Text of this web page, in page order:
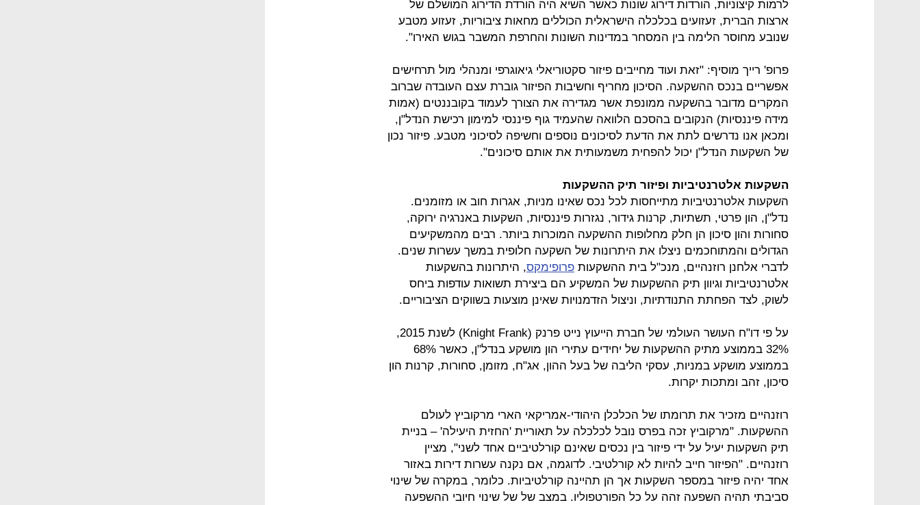
לרמות קיצוניות, הורדות דירוג שונות כאשר השיא היה הורדת הדירוג המושלם של
ארצות הברית, זעזועים בכלכלה הישראלית הכוללים מחאות ציבוריות, זעזוע מטבע
שנובע מחוסר הלימה בין המסחר במדינות השונות והחרפת המשבר בגוש האירו".
פרופ' רייך מוסיף: "זאת ועוד מחייבים פיזור סקטוריאלי גיאוגרפי ומנהלי מול תרחישים
אפשריים בנכס ההשקעה. הסיכון מחריף וחשיבות הפיזור גוברת עצם העובדה שברוב
המקרים מדובר בהשקעה ממונפת אשר מגדירה את הצורך לעמוד בקובננטים (אמות
מידה פיננסיות) הנקובים בהסכם הלוואה שהעמיד גוף פיננסי למימון רכישת הנדל"ן,
ומכאן אנו נדרשים לתת את הדעת לסיכונים נוספים וחשיפה לסיכוני מטבע. פיזור נכון
של השקעות הנדל"ן יכול להפחית משמעותית את אותם סיכונים".
השקעות אלטרנטיביות ופיזור תיק ההשקעות
השקעות אלטרנטיביות מתייחסות לכל נכס שאינו מניות, אגרות חוב או מזומנים.
נדל"ן, הון פרטי, תשתיות, קרנות גידור, נגזרות פיננסיות, השקעות באנרגיה ירוקה,
סחורות והון סיכון הן חלק מחלופות ההשקעה המוכרות ביותר. רבים מהמשקיעים
הגדולים והמתוחכמים ניצלו את היתרונות של השקעה חלופית במשך עשרות שנים.
לדברי אלחנן רוזנהיים, מנכ"ל בית ההשקעות פרופימקס, היתרונות בהשקעות
אלטרנטיביות וגיוון תיק ההשקעות של המשקיע הם ביצירת תשואות עודפות ביחס
לשוק, לצד הפחתת התנודתיות, וניצול הזדמנויות שאינן מוצעות בשווקים הציבוריים.
על פי דו"ח העושר העולמי של חברת הייעוץ נייט פרנק (Knight Frank) לשנת 2015,
32% בממוצע מתיק ההשקעות של יחידים עתירי הון מושקע בנדל"ן, כאשר 68%
בממוצע מושקע במניות, עסקי הליבה של בעל ההון, אג"ח, מזומן, סחורות, קרנות הון
סיכון, זהב ומתכות יקרות.
רוזנהיים מזכיר את תרומתו של הכלכלן היהודי-אמריקאי הארי מרקוביץ לעולם
ההשקעות. "מרקוביץ זכה בפרס נובל לכלכלה על תאוריית 'החזית היעילה' – בניית
תיק השקעות יעיל על ידי פיזור בין נכסים שאינם קורלטיביים אחד לשני", מציין
רוזנהיים. "הפיזור חייב להיות לא קורלטיבי. לדוגמה, אם נקנה עשרות דירות באזור
אחד יהיה פיזור במספר השקעות אך הן תהיינה קורלטיביות. כלומר, במקרה של שינוי
סביבתי תהיה השפעה זהה על כל הפורטפוליו. במצב של של שינוי חיובי ההשפעה